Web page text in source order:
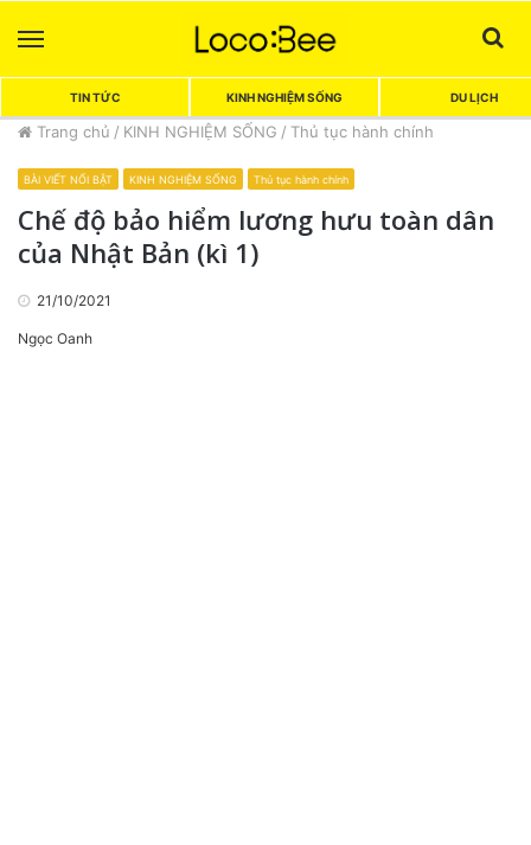
TIN TỨC KINH NGHIỆM SỐNG DU LỊCH
Trang chủ / KINH NGHIỆM SỐNG / Thủ tục hành chính
BÀI VIẾT NỔI BẬT KINH NGHIỆM SỐNG Thủ tục hành chính
Chế độ bảo hiểm lương hưu toàn dân
của Nhật Bản (kì 1)
21/10/2021
Ngọc Oanh